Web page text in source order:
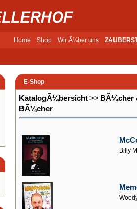
Home Shop Wir Ã¼ber uns
E-Shop
KatalogÃ¼bersicht>> BÃ¼cher
BÃ¼cher
Billy